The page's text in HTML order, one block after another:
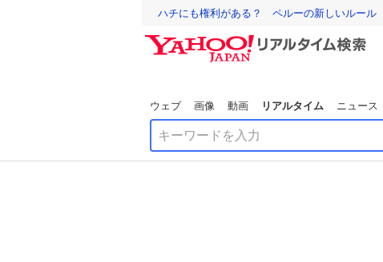
ハチにも権利がある？ ペルーの新しいルール
ウェブ 画像 動画 リアルタイム ニュース